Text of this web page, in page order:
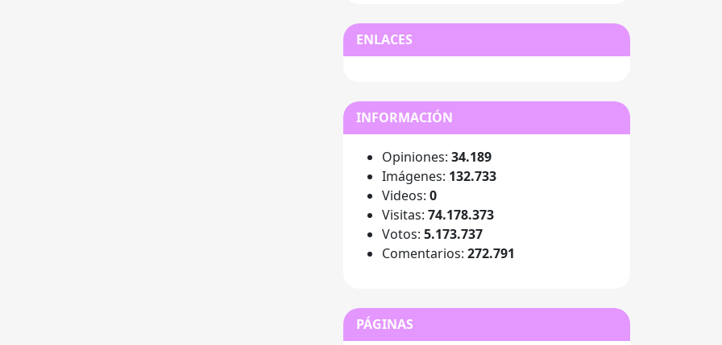
ENLACES
INFORMACIÓN
Opiniones: 34.189
Imágenes: 132.733
Videos: 0
Visitas: 74.178.373
Votos: 5.173.737
Comentarios: 272.791
PÁGINAS